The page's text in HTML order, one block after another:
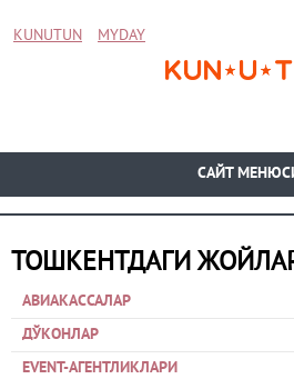
KUNUTUN MYDAY
CАЙТ
ТОШКЕНТДАГИ
АВИАКАССАЛАР
ДЎКОНЛАР
EVENT-АГЕНТЛИКЛАРИ